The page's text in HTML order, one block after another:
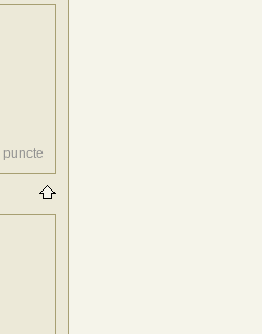
puncte